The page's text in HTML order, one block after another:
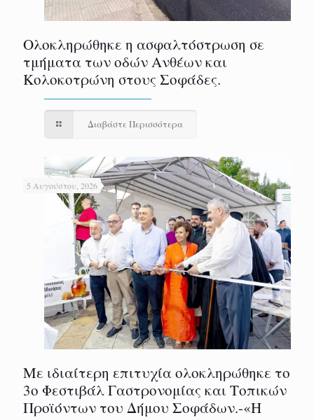
Ολοκληρώθηκε η ασφαλτόστρωση σε
τμήματα των οδών Ανθέων και
Κολοκοτρώνη στους Σοφάδες.
Διαβάστε Περισσότερα
5 Αυγούστου, 2026
Με ιδιαίτερη επιτυχία ολοκληρώθηκε το
3ο Φεστιβάλ Γαστρονομίας και Τοπικών
Προϊόντων του Δήμου Σοφάδων.-«Η